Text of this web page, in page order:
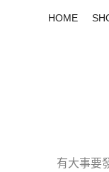
HOME
有大事要